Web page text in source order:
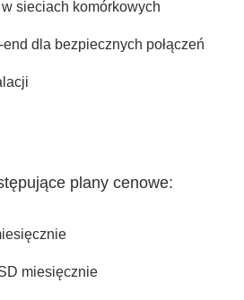
sieciach komórkowych
dla bezpiecznych połączeń
plany cenowe:
miesięcznie